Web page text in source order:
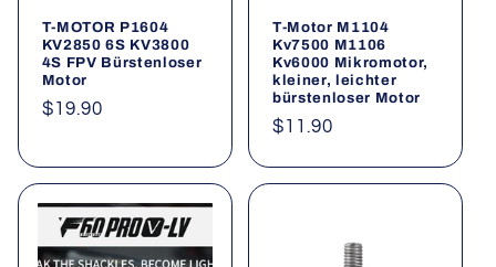
T-MOTOR P1604
KV2850 6S KV3800
4S FPV Bürstenloser
Motor
Normaler
$19.90
T-Motor M1104
Kv7500 M1106
Kv6000 Mikromotor,
kleiner, leichter
bürstenloser Motor
Normaler
$11.90